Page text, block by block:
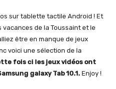
sur tablette tactile Android ! Et
vacances de la Toussaint et le
être en manque de jeux
voici une sélection de la
fois ci les jeux vidéos ont
galaxy Tab 10.1. Enjoy !